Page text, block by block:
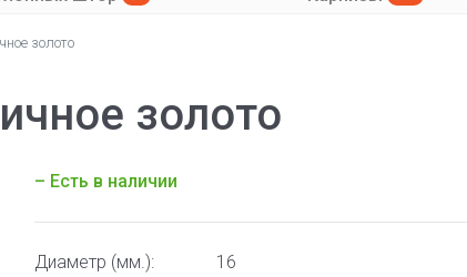
золото
золото
– Есть в наличии
Диаметр (мм.): 16